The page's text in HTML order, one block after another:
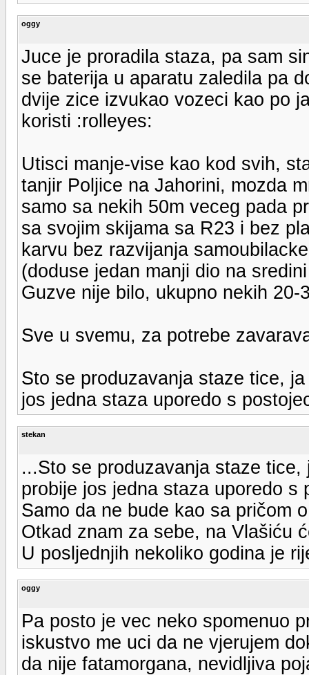
oggy
Juce je proradila staza, pa sam
se baterija u aparatu zaledila pa
dvije zice izvukao vozeci kao po
koristi :rolleyes:
Utisci manje-vise kao kod svih,
tanjir Poljice na Jahorini, mozda
samo sa nekih 50m veceg pada
sa svojim skijama sa R23 i bez
karvu bez razvijanja
(doduse jedan manji dio na
Guzve nije bilo, ukupno nekih
Sve u svemu, za potrebe
Sto se produzavanja staze tice,
jos jedna staza uporedo s
stekan
...Sto se produzavanja staze
probije jos jedna staza uporedo
Samo da ne bude kao sa pričom
Otkad znam za sebe, na Vlašiću
U posljednjih nekoliko godina je
oggy
Pa posto je vec neko spomenuo
iskustvo me uci da ne vjerujem
da nije fatamorgana, nevidljiva